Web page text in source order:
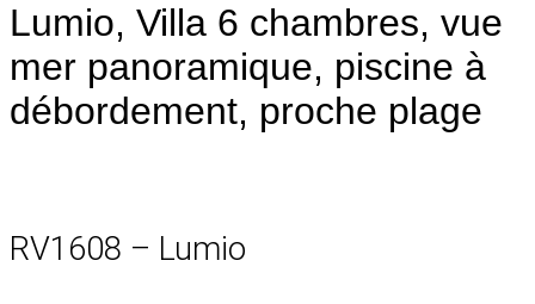
Lumio, Villa 6 chambres, vue
mer panoramique, piscine à
débordement, proche plage
RV1608 – Lumio